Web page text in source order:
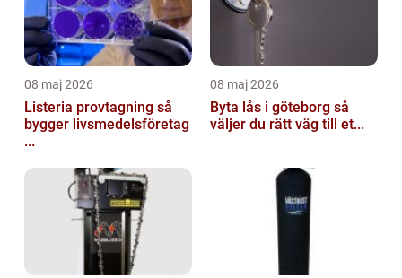
08 maj 2026
Listeria provtagning så
bygger livsmedelsföretag
...
08 maj 2026
Byta lås i göteborg så
väljer du rätt väg till et...